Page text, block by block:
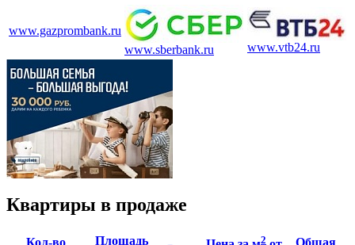
www.gazprombank.ru
www.sberbank.ru
www.vtb24.ru
Квартиры в продаже
Кол-во
Площадь
2
Общая